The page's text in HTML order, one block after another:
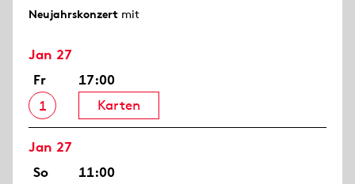
Neujahrs­konzert mit
Jan 27
Fr
1
17:00
Karten
Jan 27
So
11:00